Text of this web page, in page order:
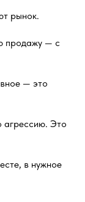
рынок.
продажу — с
— это
агрессию. Это
в нужное